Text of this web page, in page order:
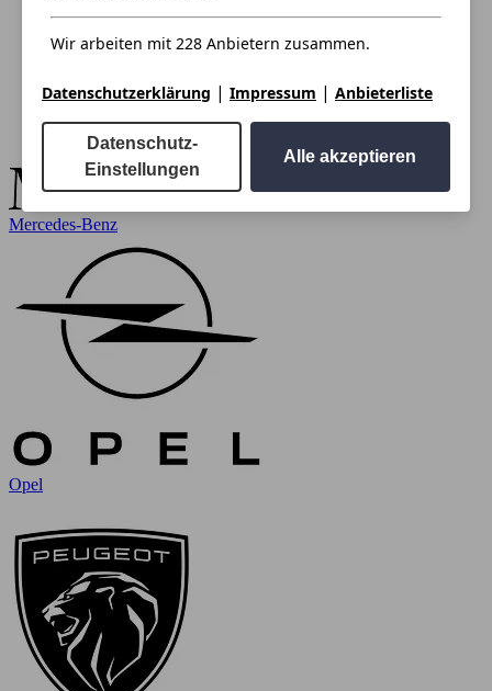
Mercedes-Benz
Opel
Wir arbeiten mit 228 Anbietern zusammen.
Datenschutzerklärung | Impressum | Anbieterliste
Datenschutz-
Einstellungen
Alle akzeptieren